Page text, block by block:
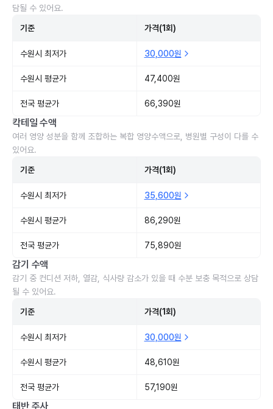
담될 수 있어요.
기준 가격(1회)
수원시 최저가 30,000원
수원시 평균가 47,400원
전국 평균가 66,390원
칵테일 수액
여러 영양 성분을 함께 조합하는 복합 영양수액으로, 병원별 구성이 다를 수
있어요.
기준 가격(1회)
수원시 최저가 35,600원
수원시 평균가 86,290원
전국 평균가 75,890원
감기 수액
감기 중 컨디션 저하, 열감, 식사량 감소가 있을 때 수분 보충 목적으로 상담
될 수 있어요.
기준 가격(1회)
수원시 최저가 30,000원
수원시 평균가 48,610원
전국 평균가 57,190원
태반 주사